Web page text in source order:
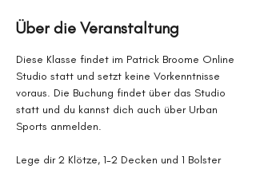
Über die Veranstaltung
Diese Klasse findet im Patrick Broome Online
Studio statt und setzt keine Vorkenntnisse
voraus. Die Buchung findet über das Studio
statt und du kannst dich auch über Urban
Sports anmelden.
Lege dir 2 Klötze, 1-2 Decken und 1 Bolster